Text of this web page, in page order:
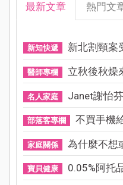
最新文章 熱門文
新知快遞 新北割頸案
醫師專欄 立秋後秋燥
名人家庭 Janet謝怡
部落客專欄 不買手機
家庭關係 為什麼不想
寶貝健康 0.05%阿托